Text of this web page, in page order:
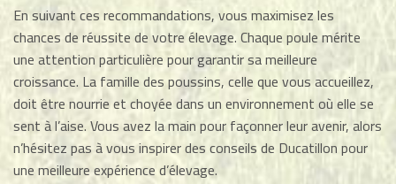
En suivant ces recommandations, vous maximisez les
chances de réussite de votre élevage. Chaque poule mérite
une attention particulière pour garantir sa meilleure
croissance. La famille des poussins, celle que vous accueillez,
doit être nourrie et choyée dans un environnement où elle se
sent à l’aise. Vous avez la main pour façonner leur avenir, alors
n’hésitez pas à vous inspirer des conseils de Ducatillon pour
une meilleure expérience d’élevage.